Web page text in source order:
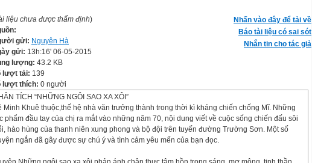
Nhấn vào đây để tải về
Báo tài liệu có sai sót
Nhắn tin cho tác giả
liệu chưa được thẩm định)
gửi: Nguyên Hà
gửi: 13h:16' 06-05-2015
lượng: 43.2 KB
lượt tải: 139
lượt thích: 0 người
TÍCH “NHỮNG NGÔI SAO XA XÔI”
Minh Khuê thuộc,thế hệ nhà văn trưởng thành trong thời kì kháng chiến chống Mĩ. Những
phẩm đầu tay của chị ra mắt vào những năm 70, nội dung viết về cuộc sống chiến đấu sôi
hào hùng của thanh niên xung phong và bộ đội trên tuyến đường Trường Sơn. Một số
ngắn đã gây được sự chú ý và tình cảm yêu mến của bạn đọc.